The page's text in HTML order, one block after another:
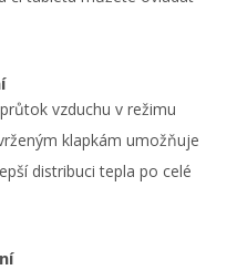
vzduchu v režimu
klapkám umožňuje
distribuci tepla po celé